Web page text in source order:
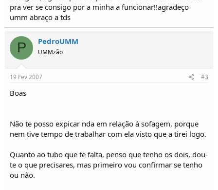
i
c
o
s
pra ver se consigo por a minha a funcionar!!agradeço
umm abraço a tds
P PedroUMM
UMMzão
19 Fev 2007 #3
Boas
Não te posso expicar nda em relação à sofagem, porque
nem tive tempo de trabalhar com ela visto que a tirei logo.
Quanto ao tubo que te falta, penso que tenho os dois, dou-
te o que precisares, mas primeiro vou confirmar se tenho
ou não.